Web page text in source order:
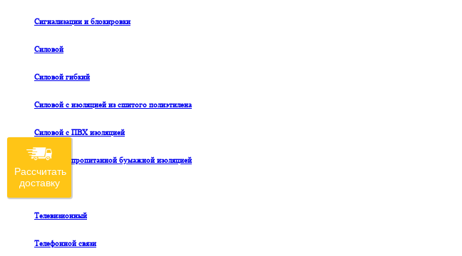
Сигнализации и блокировки
Силовой
Силовой гибкий
Силовой с изоляцией из сшитого полиэтилена
Силовой с ПВХ изоляцией
Силовой с пропитанной бумажной изоляцией
Судовой
Телевизионный
Телефонной связи
Рассчитать
доставку